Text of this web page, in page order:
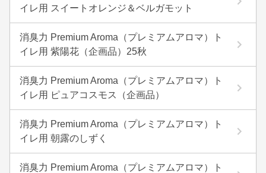
イレ用 スイートオレンジ＆ベルガモット
消臭力 Premium Aroma（プレミアムアロマ）ト
イレ用 紫陽花（企画品）25秋
消臭力 Premium Aroma（プレミアムアロマ）ト
イレ用 ピュアコスモス（企画品）
消臭力 Premium Aroma（プレミアムアロマ）ト
イレ用 朝露のしずく
消臭力 Premium Aroma（プレミアムアロマ）ト